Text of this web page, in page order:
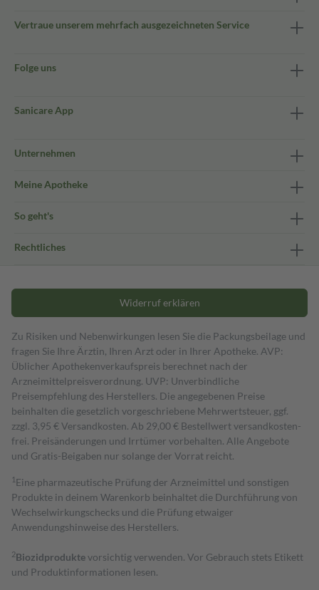
Vertraue unserem mehrfach ausgezeichneten Service
Folge uns
Sanicare App
Unternehmen
Meine Apotheke
So geht's
Rechtliches
Widerruf erklären
Zu Risiken und Nebenwirkungen lesen Sie die Packungsbeilage und
fragen Sie Ihre Ärztin, Ihren Arzt oder in Ihrer Apotheke. AVP:
Üblicher Apothekenverkaufspreis berechnet nach der
Arzneimittelpreisverordnung. UVP: Unverbindliche
Preisempfehlung des Herstellers. Die angegebenen Preise
beinhalten die gesetzlich vorgeschriebene Mehrwertsteuer, ggf.
zzgl. 3,95 € Versandkosten. Ab 29,00 € Bestell­wert versand­kosten­
frei. Preisänderungen und Irrtümer vorbehalten. Alle Angebote
und Gratis-Beigaben nur solange der Vorrat reicht.
1 Eine pharmazeutische Prüfung der Arzneimittel und sonstigen
Produkte in deinem Warenkorb beinhaltet die Durchführung von
Wechselwirkungschecks und die Prüfung etwaiger
Anwendungshinweise des Herstellers.
2Biozidproduktevorsichtig verwenden. Vor Gebrauch stets Etikett
und Produktinformationen lesen.